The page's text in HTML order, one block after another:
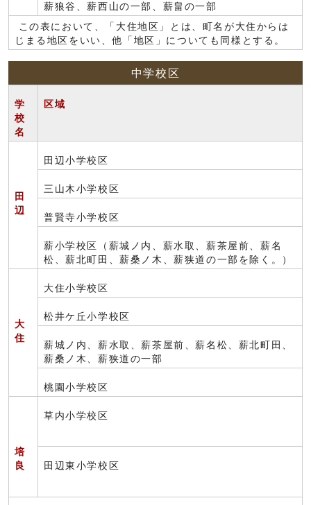
薪狼谷、薪西山の一部、薪畠の一部
この表において、「大住地区」とは、町名が大住からは
じまる地区をいい、他「地区」についても同様とする。
中学校区
学
校
名
区域
田
辺
田辺小学校区
三山木小学校区
普賢寺小学校区
薪小学校区（薪城ノ内、薪水取、薪茶屋前、薪名
松、薪北町田、薪桑ノ木、薪狭道の一部を除く。）
大
住
大住小学校区
松井ケ丘小学校区
薪城ノ内、薪水取、薪茶屋前、薪名松、薪北町田、
薪桑ノ木、薪狭道の一部
桃園小学校区
培
良
草内小学校区
田辺東小学校区